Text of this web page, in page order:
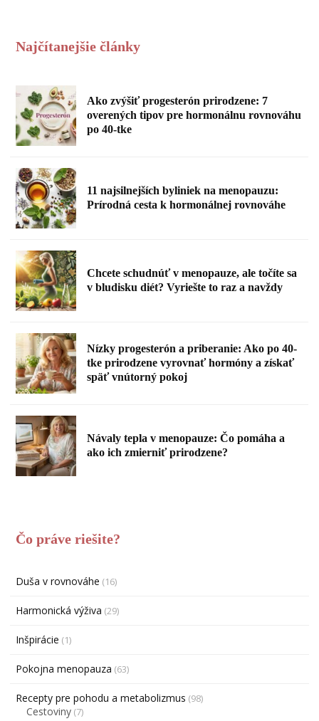
Najčítanejšie články
Ako zvýšiť progesterón prirodzene: 7
overených tipov pre hormonálnu rovnováhu
po 40-tke
11 najsilnejších byliniek na menopauzu:
Prírodná cesta k hormonálnej rovnováhe
Chcete schudnúť v menopauze, ale točíte sa
v bludisku diét? Vyriešte to raz a navždy
Nízky progesterón a priberanie: Ako po 40-
tke prirodzene vyrovnať hormóny a získať
späť vnútorný pokoj
Návaly tepla v menopauze: Čo pomáha a
ako ich zmierniť prirodzene?
Čo práve riešite?
Duša v rovnováhe (16)
Harmonická výživa (29)
Inšpirácie (1)
Pokojna menopauza (63)
Recepty pre pohodu a metabolizmus (98)
Cestoviny (7)